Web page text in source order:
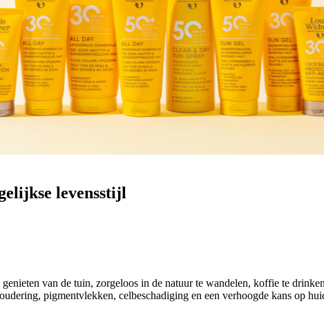
levensstijl
van de tuin, zorgeloos in de natuur te wandelen, koffie te
pigmentvlekken, celbeschadiging en een verhoogde kans op